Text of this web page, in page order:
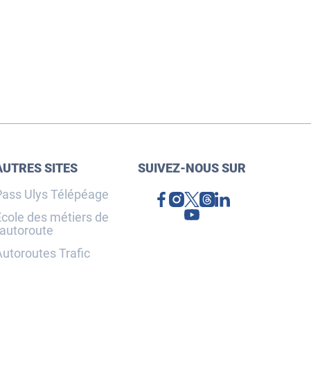
SITES
Ulys Télépéage
des métiers de
Trafic
SUIVEZ-NOUS SUR